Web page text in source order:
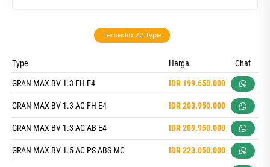
Tersedia 22 Type
Type Harga Chat
GRAN MAX BV 1.3 FH E4 IDR 199.650.000
GRAN MAX BV 1.3 AC FH E4 IDR 203.950.000
GRAN MAX BV 1.3 AC AB E4 IDR 209.950.000
GRAN MAX BV 1.5 AC PS ABS MC IDR 223.050.000